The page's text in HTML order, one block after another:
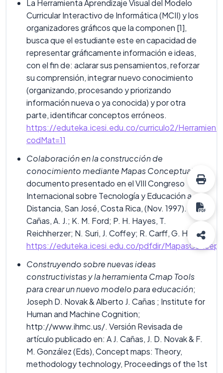
La Herramienta Aprendizaje Visual del Modelo
Curricular Interactivo de Informática (MCII) y los
organizadores gráficos que la componen [1],
busca que el estudiante este en capacidad de
representar gráficamente información e ideas,
con el fin de: aclarar sus pensamientos, reforzar
su comprensión, integrar nuevo conocimiento
(organizando, procesando y priorizando
información nueva o ya conocida) y por otra
parte, identificar conceptos erróneos.
https://eduteka.icesi.edu.co/curriculo2/
codMat=11
Colaboración en la construcción de
conocimiento mediante Mapas Conceptuales
documento presentado en el VIII Congreso
Internacional sobre Tecnología y Educación a
Distancia, San José, Costa Rica, (Nov. 1997).
Cañas, A. J.; K. M. Ford; P. H. Hayes, T.
Reichherzer; N. Suri, J. Coffey; R. Carff, G. Hill.
https://eduteka.icesi.edu.co/pdfdir/
Construyendo sobre nuevas ideas
constructivistas y la herramienta Cmap Tools
para crear un nuevo modelo para educación;
Joseph D. Novak & Alberto J. Cañas ; Institute for
Human and Machine Cognition;
http://www.ihmc.us/. Versión Revisada de
artículo publicado en: A J. Cañas, J. D. Novak & F.
M. González (Eds), Concept maps: Theory,
methodology technology, Proceedings of the 1st